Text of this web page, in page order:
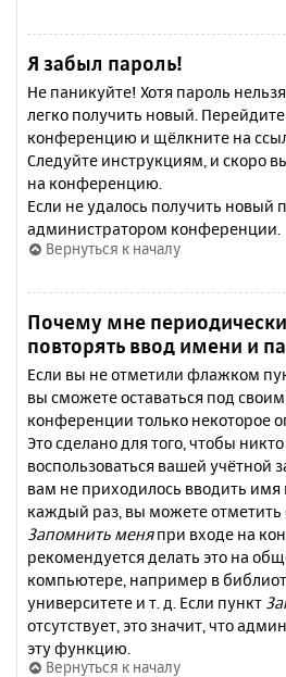
Я забыл пароль!
Не паникуйте! Хотя пароль
легко получить новый.
конференцию и щёлкните на
Следуйте инструкциям, и скоро
на конференцию.
Если не удалось получить новый
администратором конференции.
Вернуться к началу
Почему мне
повторять ввод имени и
Если вы не отметили флажком
вы сможете оставаться под
конференции только некоторое
Это сделано для того, чтобы
воспользоваться вашей учётной
вам не приходилось вводить имя
каждый раз, вы можете
Запомнить меняпри входе на
рекомендуется делать это на
компьютере, например в
университете и т. д. Если пункт
отсутствует, это значит, что
эту функцию.
Вернуться к началу